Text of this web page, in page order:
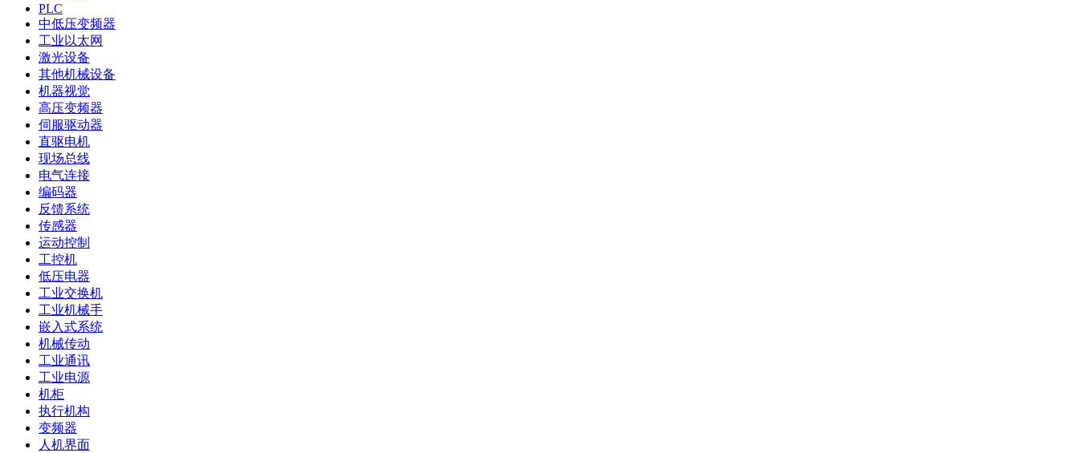
PLC
中低压变频器
工业以太网
激光设备
其他机械设备
机器视觉
高压变频器
伺服驱动器
直驱电机
现场总线
电气连接
编码器
反馈系统
传感器
运动控制
工控机
低压电器
工业交换机
工业机械手
嵌入式系统
机械传动
工业通讯
工业电源
机柜
执行机构
变频器
人机界面